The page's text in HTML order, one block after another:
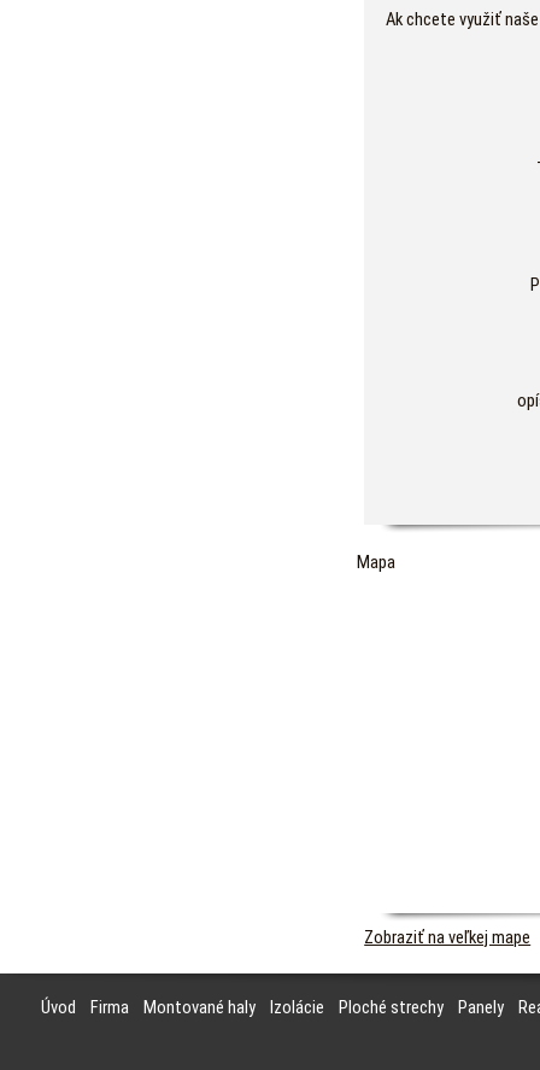
Ak chcete využiť
Mapa
Zobraziť na veľkej mape
Úvod Firma Montované haly Izolácie Ploché strechy Panely